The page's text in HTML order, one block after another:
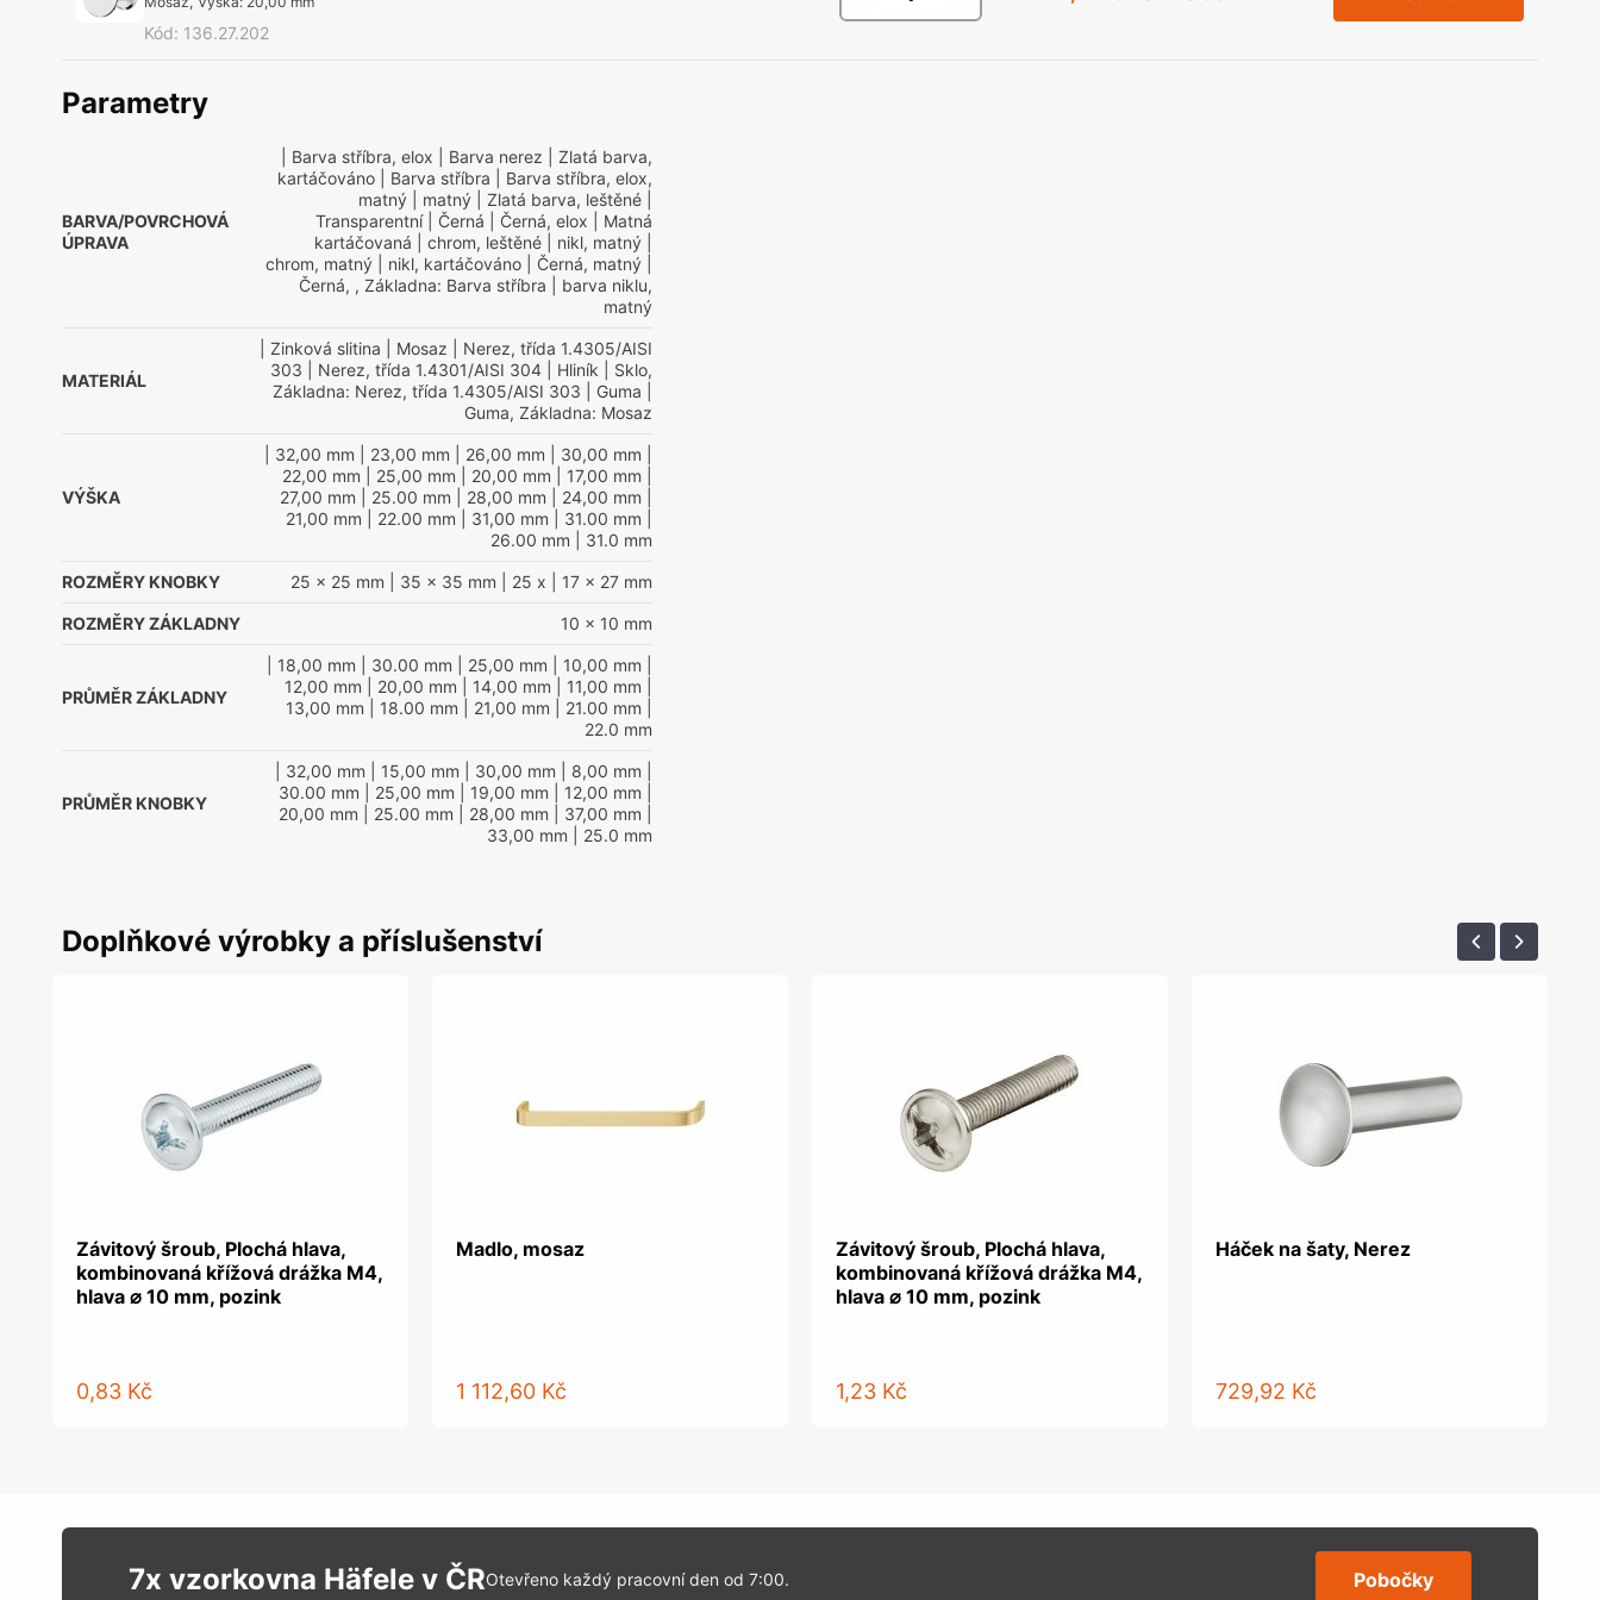
Kód: 136.27.202
Parametry
BARVA/POVRCHOVÁ
ÚPRAVA
| Barva stříbra, elox | Barva nerez | Zlatá barva,
kartáčováno | Barva stříbra | Barva stříbra, elox,
matný | matný | Zlatá barva, leštěné
Transparentní| Černá | Černá, elox | Matná
kartáčovaná | chrom, leštěné | nikl, matný
chrom, matný | nikl, kartáčováno | Černá, matný
Černá, , Základna: Barva stříbra | barva niklu,
matný
MATERIÁL
| Zinková slitina | Mosaz | Nerez, třída 1.4305/AISI
303 | Nerez, třída 1.4301/AISI 304 | Hliník | Sklo,
Základna: Nerez, třída 1.4305/AISI 303 | Guma
Guma, Základna: Mosaz
VÝŠKA
| 32,00 mm | 23,00 mm | 26,00 mm | 30,00 mm
22,00 mm | 25,00 mm | 20,00 mm | 17,00 mm
27,00 mm | 25.00 mm | 28,00 mm | 24,00 mm
21,00 mm | 22.00 mm | 31,00 mm | 31.00 mm
26.00 mm | 31.0 mm
ROZMĚRY KNOBKY 25 x 25 mm | 35 x 35 mm | 25 x | 17 x 27 mm
ROZMĚRY ZÁKLADNY 10 x 10 mm
PRŮMĚR ZÁKLADNY
| 18,00 mm | 30.00 mm | 25,00 mm | 10,00 mm
12,00 mm | 20,00 mm | 14,00 mm | 11,00 mm
13,00 mm | 18.00 mm | 21,00 mm | 21.00 mm
22.0 mm
PRŮMĚR KNOBKY
| 32,00 mm | 15,00 mm | 30,00 mm | 8,00 mm
30.00 mm | 25,00 mm | 19,00 mm | 12,00 mm
20,00 mm | 25.00 mm | 28,00 mm | 37,00 mm
33,00 mm | 25.0 mm
Doplňkové výrobky a příslušenství
Závitový šroub, Plochá hlava,
kombinovaná křížová drážka M4,
hlava ⌀ 10 mm, pozink
0,83 Kč
Madlo, mosaz
1 112,60 Kč
Závitový šroub, Plochá hlava,
kombinovaná křížová drážka M4,
hlava ⌀ 10 mm, pozink
1,23 Kč
Háček na šaty, Nerez
729,92 Kč
7x vzorkovna Häfele v ČROtevřeno každý pracovní den od 7:00. Pobočky